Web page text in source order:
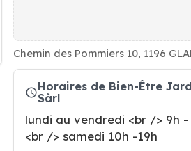
Chemin des Pommiers 10, 1196
Horaires de Bien-Être
Sàrl
lundi au vendredi <br /> 9h -
<br /> samedi 10h -19h